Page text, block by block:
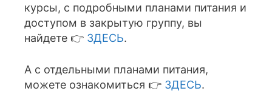
курсы, с подробными планами питания и
доступом в закрытую группу, вы
найдете 👉 ЗДЕСЬ.
А с отдельными планами питания,
можете ознакомиться 👉 ЗДЕСЬ.